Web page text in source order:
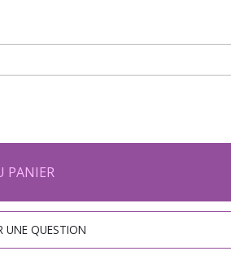
PANIER
QUESTION